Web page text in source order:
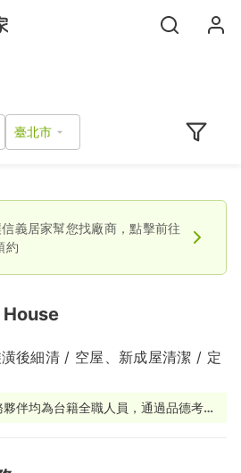
義居家幫您找廠商，點擊前往
約
後細清 / 空屋、新成屋清潔 / 定
伴均為台籍全職人員，通過品德考核